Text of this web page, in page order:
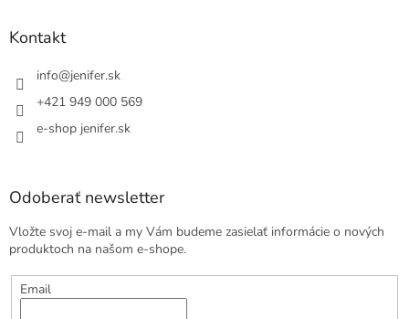
Kontakt
info@jenifer.sk
+421 949 000 569
e-shop jenifer.sk
Odoberať newsletter
Vložte svoj e-mail a my Vám budeme zasielať informácie o nových
produktoch na našom e-shope.
Email